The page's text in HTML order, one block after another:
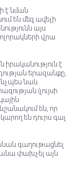
է նման
են մեզ ավելի
այս
վրա
է
երազանքը,
նաև
(լույսի
են, որ
են դուրս գալ
գաղութացնել
փախչել այն